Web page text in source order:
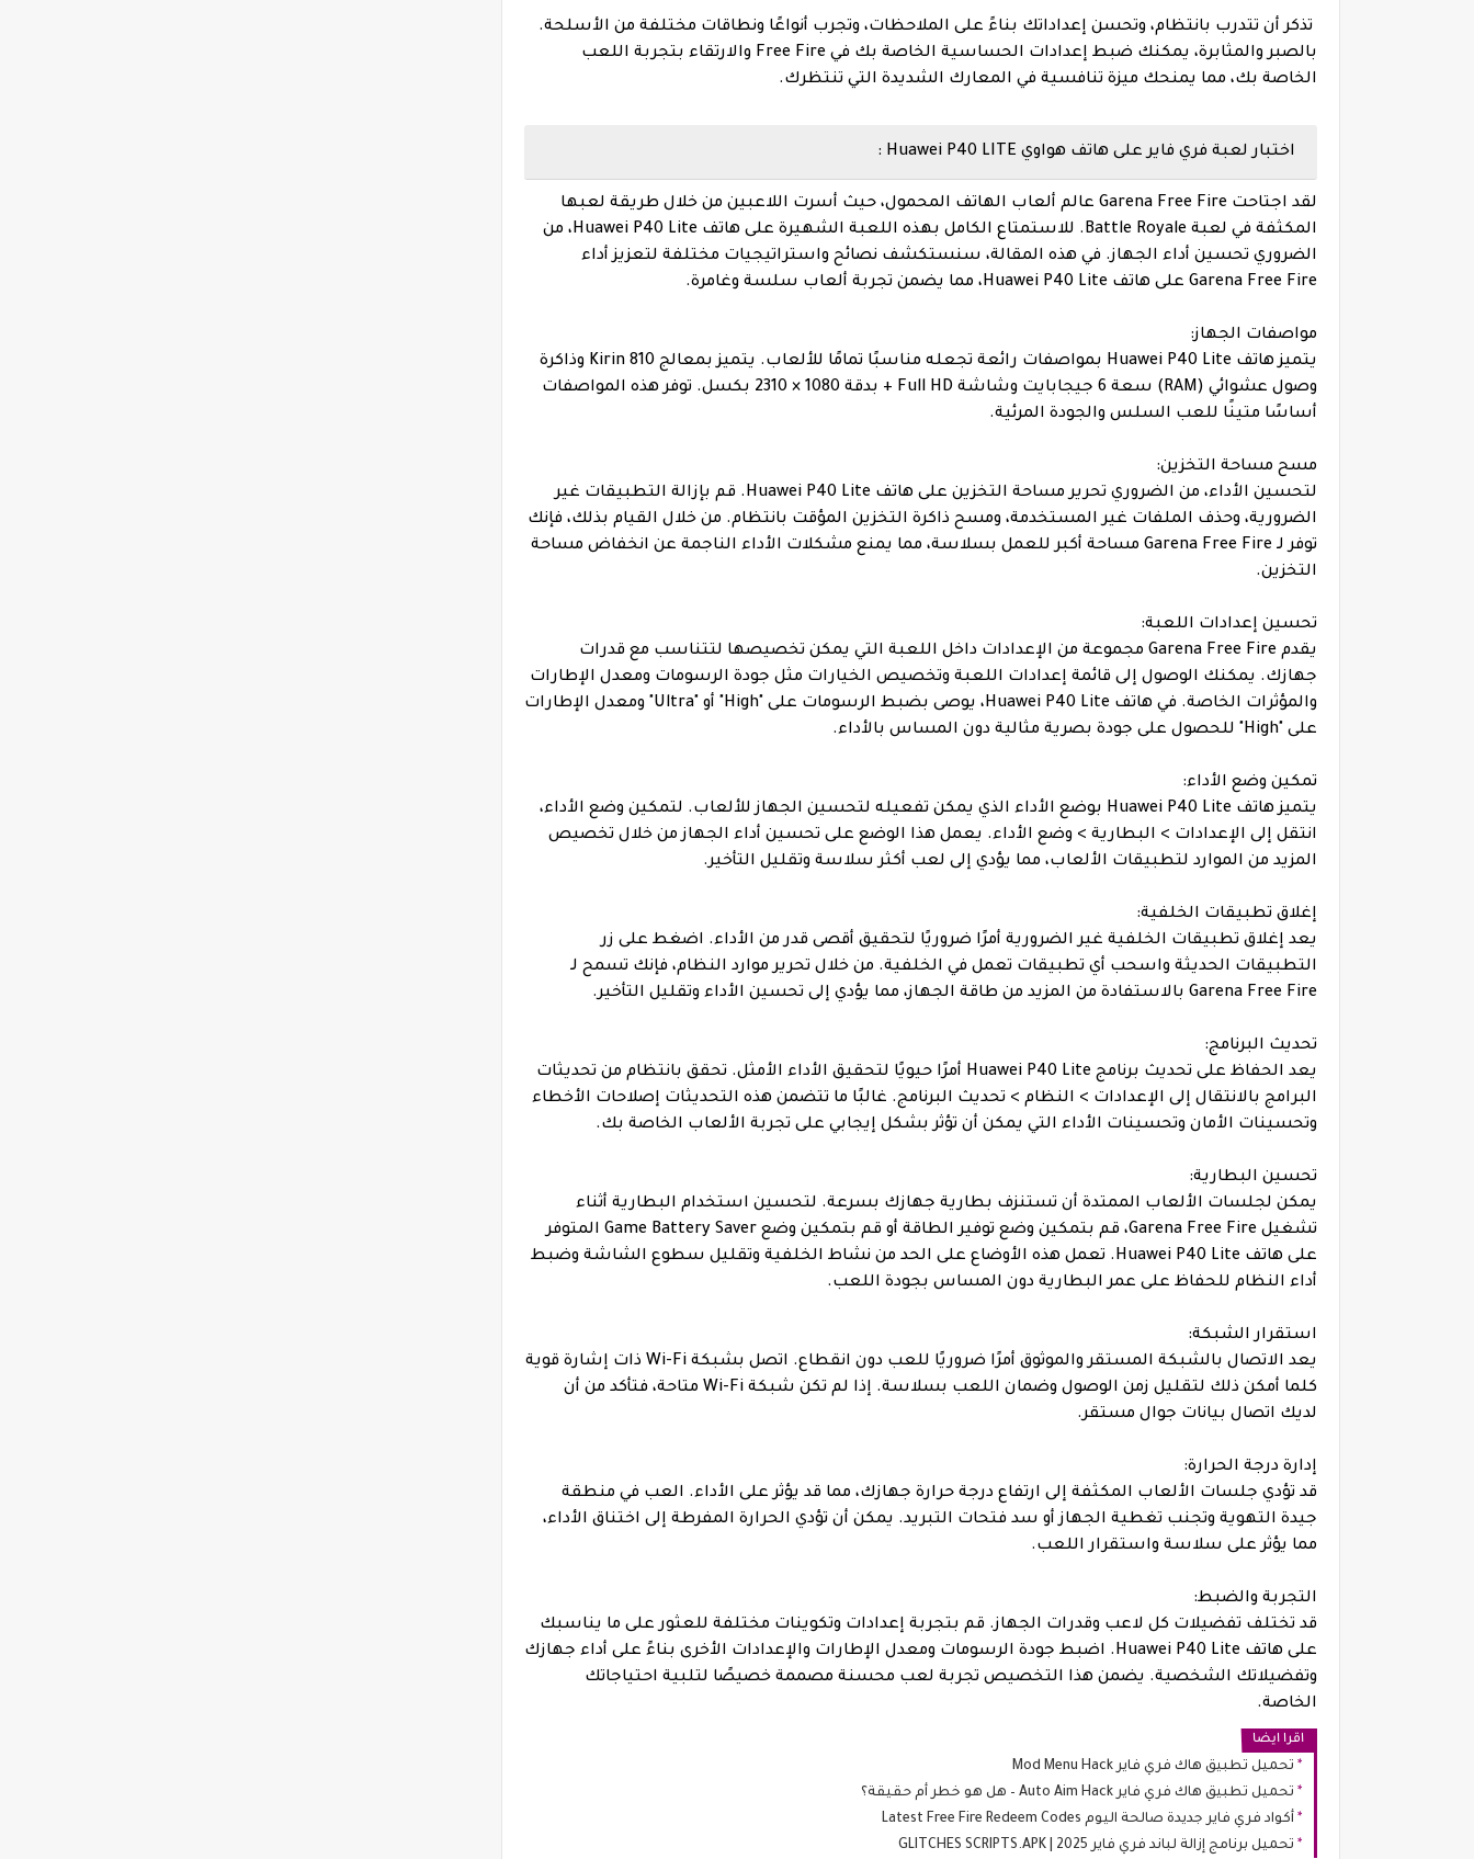
تذكر أن تتدرب بانتظام، وتحسن إعداداتك بناءً على الملاحظات، وتجرب أنواعًا ونطاقات مختلفة من الأسلحة.
بالصبر والمثابرة، يمكنك ضبط إعدادات الحساسية الخاصة بك في Free Fire والارتقاء بتجربة اللعب
الخاصة بك، مما يمنحك ميزة تنافسية في المعارك الشديدة التي تنتظرك.
اختبار لعبة فري فاير على هاتف هواوي Huawei P40 LITE :
لقد اجتاحت Garena Free Fire عالم ألعاب الهاتف المحمول، حيث أسرت اللاعبين من خلال طريقة لعبها
المكثفة في لعبة Battle Royale. للاستمتاع الكامل بهذه اللعبة الشهيرة على هاتف Huawei P40 Lite، من
الضروري تحسين أداء الجهاز. في هذه المقالة، سنستكشف نصائح واستراتيجيات مختلفة لتعزيز أداء
Garena Free Fire على هاتف Huawei P40 Lite، مما يضمن تجربة ألعاب سلسة وغامرة.
مواصفات الجهاز:
يتميز هاتف Huawei P40 Lite بمواصفات رائعة تجعله مناسبًا تمامًا للألعاب. يتميز بمعالج Kirin 810 وذاكرة
وصول عشوائي (RAM) سعة 6 جيجابايت وشاشة Full HD + بدقة 1080 × 2310 بكسل. توفر هذه المواصفات
أساسًا متينًا للعب السلس والجودة المرئية.
مسح مساحة التخزين:
لتحسين الأداء، من الضروري تحرير مساحة التخزين على هاتف Huawei P40 Lite. قم بإزالة التطبيقات غير
الضرورية، وحذف الملفات غير المستخدمة، ومسح ذاكرة التخزين المؤقت بانتظام. من خلال القيام بذلك، فإنك
توفر لـ Garena Free Fire مساحة أكبر للعمل بسلاسة، مما يمنع مشكلات الأداء الناجمة عن انخفاض مساحة
التخزين.
تحسين إعدادات اللعبة:
يقدم Garena Free Fire مجموعة من الإعدادات داخل اللعبة التي يمكن تخصيصها لتتناسب مع قدرات
جهازك. يمكنك الوصول إلى قائمة إعدادات اللعبة وتخصيص الخيارات مثل جودة الرسومات ومعدل الإطارات
والمؤثرات الخاصة. في هاتف Huawei P40 Lite، يوصى بضبط الرسومات على "High" أو "Ultra" ومعدل الإطارات
على "High" للحصول على جودة بصرية مثالية دون المساس بالأداء.
تمكين وضع الأداء:
يتميز هاتف Huawei P40 Lite بوضع الأداء الذي يمكن تفعيله لتحسين الجهاز للألعاب. لتمكين وضع الأداء،
انتقل إلى الإعدادات > البطارية > وضع الأداء. يعمل هذا الوضع على تحسين أداء الجهاز من خلال تخصيص
المزيد من الموارد لتطبيقات الألعاب، مما يؤدي إلى لعب أكثر سلاسة وتقليل التأخير.
إغلاق تطبيقات الخلفية:
يعد إغلاق تطبيقات الخلفية غير الضرورية أمرًا ضروريًا لتحقيق أقصى قدر من الأداء. اضغط على زر
التطبيقات الحديثة واسحب أي تطبيقات تعمل في الخلفية. من خلال تحرير موارد النظام، فإنك تسمح لـ
Garena Free Fire بالاستفادة من المزيد من طاقة الجهاز، مما يؤدي إلى تحسين الأداء وتقليل التأخير.
تحديث البرنامج:
يعد الحفاظ على تحديث برنامج Huawei P40 Lite أمرًا حيويًا لتحقيق الأداء الأمثل. تحقق بانتظام من تحديثات
البرامج بالانتقال إلى الإعدادات > النظام > تحديث البرنامج. غالبًا ما تتضمن هذه التحديثات إصلاحات الأخطاء
وتحسينات الأمان وتحسينات الأداء التي يمكن أن تؤثر بشكل إيجابي على تجربة الألعاب الخاصة بك.
تحسين البطارية:
يمكن لجلسات الألعاب الممتدة أن تستنزف بطارية جهازك بسرعة. لتحسين استخدام البطارية أثناء
تشغيل Garena Free Fire، قم بتمكين وضع توفير الطاقة أو قم بتمكين وضع Game Battery Saver المتوفر
على هاتف Huawei P40 Lite. تعمل هذه الأوضاع على الحد من نشاط الخلفية وتقليل سطوع الشاشة وضبط
أداء النظام للحفاظ على عمر البطارية دون المساس بجودة اللعب.
استقرار الشبكة:
يعد الاتصال بالشبكة المستقر والموثوق أمرًا ضروريًا للعب دون انقطاع. اتصل بشبكة Wi-Fi ذات إشارة قوية
كلما أمكن ذلك لتقليل زمن الوصول وضمان اللعب بسلاسة. إذا لم تكن شبكة Wi-Fi متاحة، فتأكد من أن
لديك اتصال بيانات جوال مستقر.
إدارة درجة الحرارة:
قد تؤدي جلسات الألعاب المكثفة إلى ارتفاع درجة حرارة جهازك، مما قد يؤثر على الأداء. العب في منطقة
جيدة التهوية وتجنب تغطية الجهاز أو سد فتحات التبريد. يمكن أن تؤدي الحرارة المفرطة إلى اختناق الأداء،
مما يؤثر على سلاسة واستقرار اللعب.
التجربة والضبط:
قد تختلف تفضيلات كل لاعب وقدرات الجهاز. قم بتجربة إعدادات وتكوينات مختلفة للعثور على ما يناسبك
على هاتف Huawei P40 Lite. اضبط جودة الرسومات ومعدل الإطارات والإعدادات الأخرى بناءً على أداء جهازك
وتفضيلاتك الشخصية. يضمن هذا التخصيص تجربة لعب محسنة مصممة خصيصًا لتلبية احتياجاتك
الخاصة.
اقرا ايضا
تحميل تطبيق هاك فري فاير Mod Menu Hack
تحميل تطبيق هاك فري فاير Auto Aim Hack – هل هو خطر أم حقيقة؟
أكواد فري فاير جديدة صالحة اليوم Latest Free Fire Redeem Codes
تحميل برنامج إزالة لباند فري فاير 2025 | GLITCHES SCRIPTS.APK